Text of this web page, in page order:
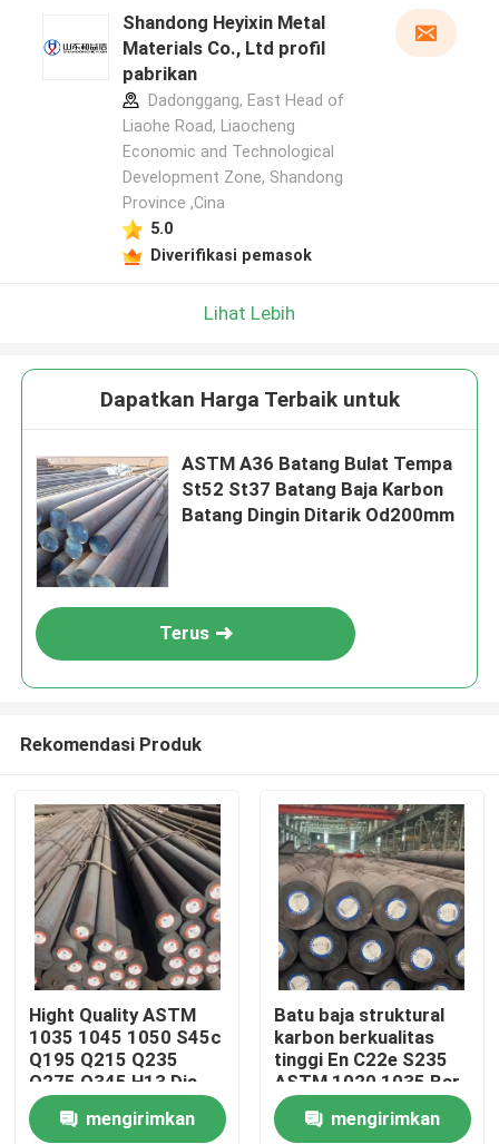
Rumah
Produk
Tentang kita
Shandong Heyixin Metal
Materials Co., Ltd profil
pabrikan
Dadonggang, East Head of
Liaohe Road, Liaocheng
Economic and Technological
Development Zone, Shandong
Province ,Cina
5.0
Diverifikasi pemasok
Lihat Lebih
Dapatkan Harga Terbaik untuk
ASTM A36 Batang Bulat Tempa
St52 St37 Batang Baja Karbon
Batang Dingin Ditarik Od200mm
Terus
Rekomendasi Produk
Hight Quality ASTM
1035 1045 1050 S45c
Q195 Q215 Q235
Q275 Q345 H13 Dia
10mm 12mm Round
Carbon Steel Bar Rod
mengirimkan
Batu baja struktural
karbon berkualitas
tinggi En C22e S235
ASTM 1020 1035 Bar
bulat baja tarik dingin
mengirimkan